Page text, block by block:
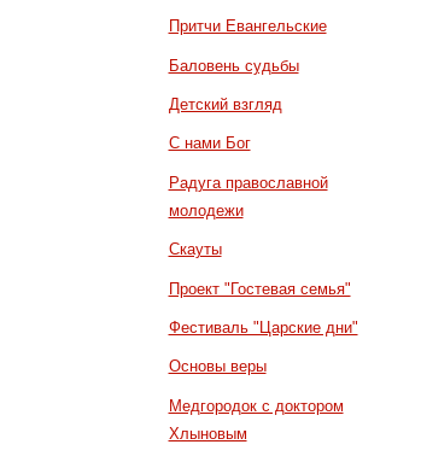
Притчи Евангельские
Баловень судьбы
Детский взгляд
С нами Бог
Радуга православной
молодежи
Скауты
Проект "Гостевая семья"
Фестиваль "Царские дни"
Основы веры
Медгородок с доктором
Хлыновым